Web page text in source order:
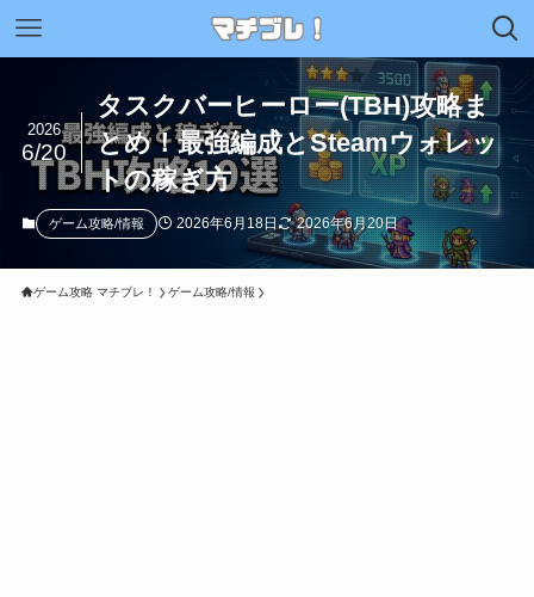
タスクバーヒーロー(TBH)攻略ま
とめ！最強編成とSteamウォレッ
トの稼ぎ方
2026
6/20
ゲーム攻略/情報 2026年6月18日 2026年6月20日
ゲーム攻略 マチブレ！ ゲーム攻略/情報